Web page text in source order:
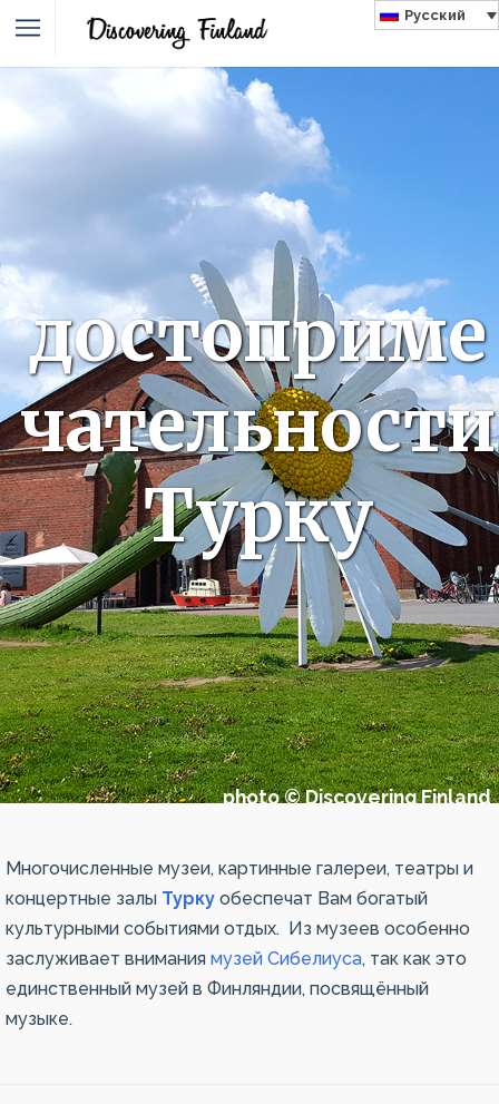
Русский
достоприме
чательности
Турку
photo © Discovering Finland
Многочисленные музеи, картинные галереи, театры и
концертные залы Турку обеспечат Вам богатый
культурными событиями отдых. Из музеев особенно
заслуживает внимания музей Сибелиуса, так как это
единственный музей в Финляндии, посвящённый
музыке.